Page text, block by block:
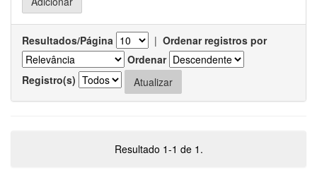
Resultados/Página | Ordenar registros por
Ordenar
Registro(s)
Resultado 1-1 de 1.